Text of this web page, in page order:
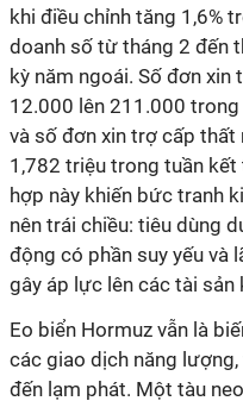
khi điều chỉnh tăng 1,6%
doanh số từ tháng 2 đến
kỳ năm ngoái. Số đơn
12.000 lên 211.000
và số đơn xin trợ cấp
1,782 triệu trong tuần
hợp này khiến bức tranh
nên trái chiều: tiêu dùng
động có phần suy yếu và
gây áp lực lên các tài sản
Eo biển Hormuz vẫn là
các giao dịch năng
đến lạm phát. Một tàu